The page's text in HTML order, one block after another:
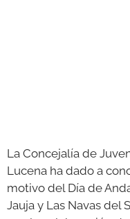
NECROLÓGICAS
GALERÍAS
La Concejalía de
Lucena ha dado a
motivo del Día de
Jauja y Las Navas del